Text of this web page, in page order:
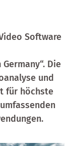
Software
Die
und
für höchste